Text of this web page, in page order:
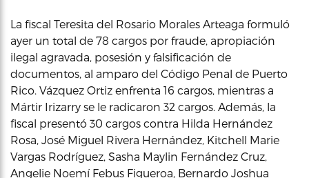
La fiscal Teresita del Rosario Morales Arteaga formuló
ayer un total de 78 cargos por fraude, apropiación
ilegal agravada, posesión y falsificación de
documentos, al amparo del Código Penal de Puerto
Rico. Vázquez Ortiz enfrenta 16 cargos, mientras a
Mártir Irizarry se le radicaron 32 cargos. Además, la
fiscal presentó 30 cargos contra Hilda Hernández
Rosa, José Miguel Rivera Hernández, Kitchell Marie
Vargas Rodríguez, Sasha Maylin Fernández Cruz,
Angelie Noemí Febus Figueroa, Bernardo Joshua